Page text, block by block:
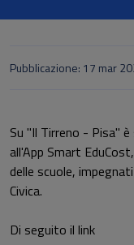
Pubblicazione: 17 mar
Su "Il Tirreno - Pisa"
all'App Smart
delle scuole,
Civica.
Di seguito il link